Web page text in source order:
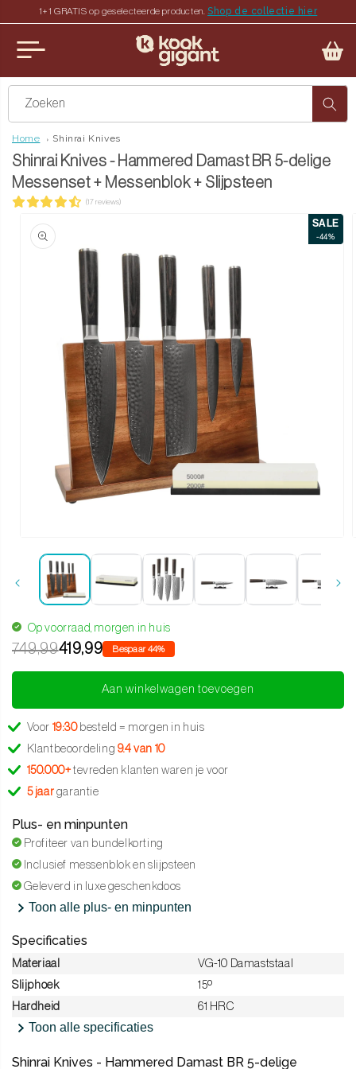
naar de content
1+1 GRATIS op geselecteerde producten.Shop de collectie hier
sluiten
Zoeken
Home Shinrai Knives
Shinrai Knives - Hammered Damast BR 5-delige
Messenset + Messenblok + Slijpsteen
(17 reviews)
naar productinformatie SALE
-44%
Op voorraad, morgen in huis
749,99419,99 Bespaar 44%
Aan winkelwagen toevoegen
Voor 19:30besteld = morgen in huis
Klantbeoordeling 9.4 van 10
150.000+tevreden klanten waren je voor
5 jaar garantie
Plus- en minpunten
Profiteer van bundelkorting
Inclusief messenblok en slijpsteen
Geleverd in luxe geschenkdoos
Toon alle plus- en minpunten
Specificaties
Materiaal
VG-10 Damaststaal
Slijphoek
15º
Hardheid
61 HRC
Toon alle specificaties
Shinrai Knives - Hammered Damast BR 5-delige